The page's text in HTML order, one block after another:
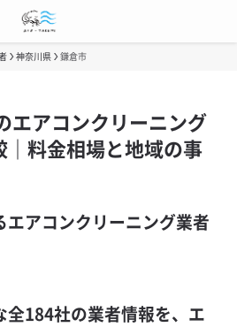
神奈川県 鎌倉市
エアコンクリーニング
料金相場と地域の事
アコンクリーニング業者
全184社の業者情報を、エ